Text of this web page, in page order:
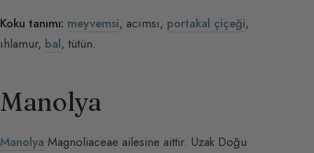
Koku tanımı: meyvemsi, acımsı, portakal çiçeği,
ıhlamur, bal, tütün.
Manolya
Manolya Magnoliaceae ailesine aittir. Uzak Doğu